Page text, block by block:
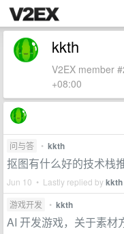
kkth
V2EX member
+08:00
问与答 • kkth
抠图有什么好的技术栈
Jun 10 • Lastly replied bykkth
游戏开发 • kkth
AI 开发游戏，关于素材